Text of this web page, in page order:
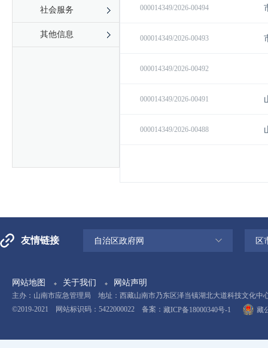
社会服务
其他信息
友情链接 自治区政府网 区
网站地图 关于我们 网站声明
主办：山南市应急管理局 地址：西藏山南市乃东区泽当镇湖北大道科技文化中
©2019-2021 网站标识码：5422000022 备案： 藏ICP备18000340号-1 藏